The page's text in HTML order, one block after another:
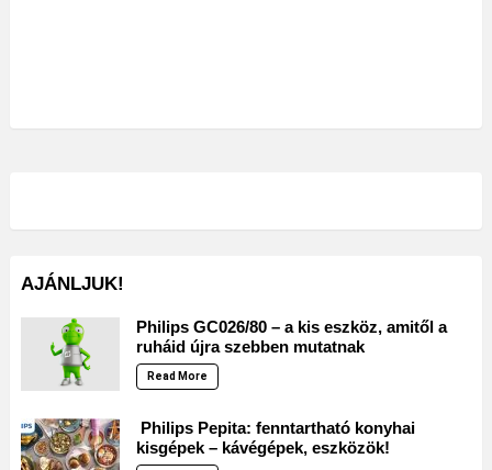
AJÁNLJUK!
Philips GC026/80 – a kis eszköz, amitől a
ruháid újra szebben mutatnak
Read More
Philips Pepita: fenntartható konyhai
kisgépek – kávégépek, eszközök!